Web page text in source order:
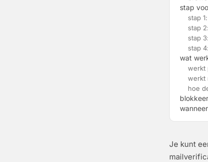
stap
stap
stap
stap
stap
wat
werkt
werkt
hoe
Je kunt